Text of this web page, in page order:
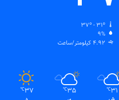
9%
4.92 کیلومتر/ساعت
31
℃
35
℃
37
℃